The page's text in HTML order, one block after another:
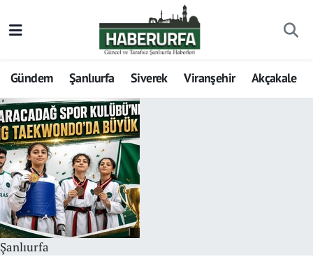
Gündem Şanlıurfa Siverek Viranşehir Akçakale
Şanlıurfa